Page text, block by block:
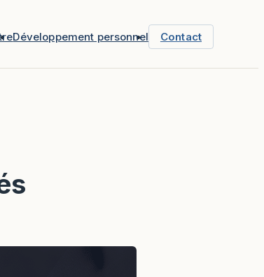
Développement personnel Contact